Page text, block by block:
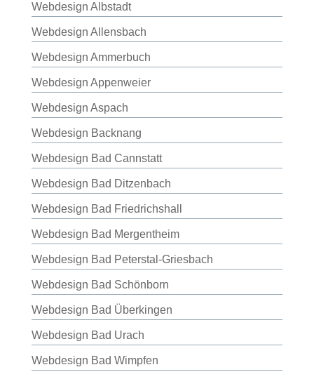
Webdesign Albstadt
Webdesign Allensbach
Webdesign Ammerbuch
Webdesign Appenweier
Webdesign Aspach
Webdesign Backnang
Webdesign Bad Cannstatt
Webdesign Bad Ditzenbach
Webdesign Bad Friedrichshall
Webdesign Bad Mergentheim
Webdesign Bad Peterstal-Griesbach
Webdesign Bad Schönborn
Webdesign Bad Überkingen
Webdesign Bad Urach
Webdesign Bad Wimpfen